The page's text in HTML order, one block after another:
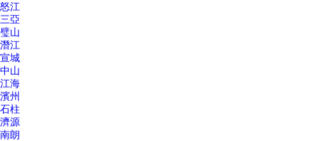
怒江
三亞
璧山
潛江
宣城
中山
江海
濱州
石柱
濟源
南朗